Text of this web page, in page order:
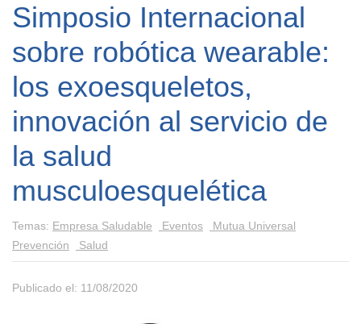
Simposio Internacional
sobre robótica wearable:
los exoesqueletos,
innovación al servicio de
la salud
musculoesquelética
Temas: Empresa Saludable Eventos
Mutua Universal
Prevención
Salud
Publicado el: 11/08/2020